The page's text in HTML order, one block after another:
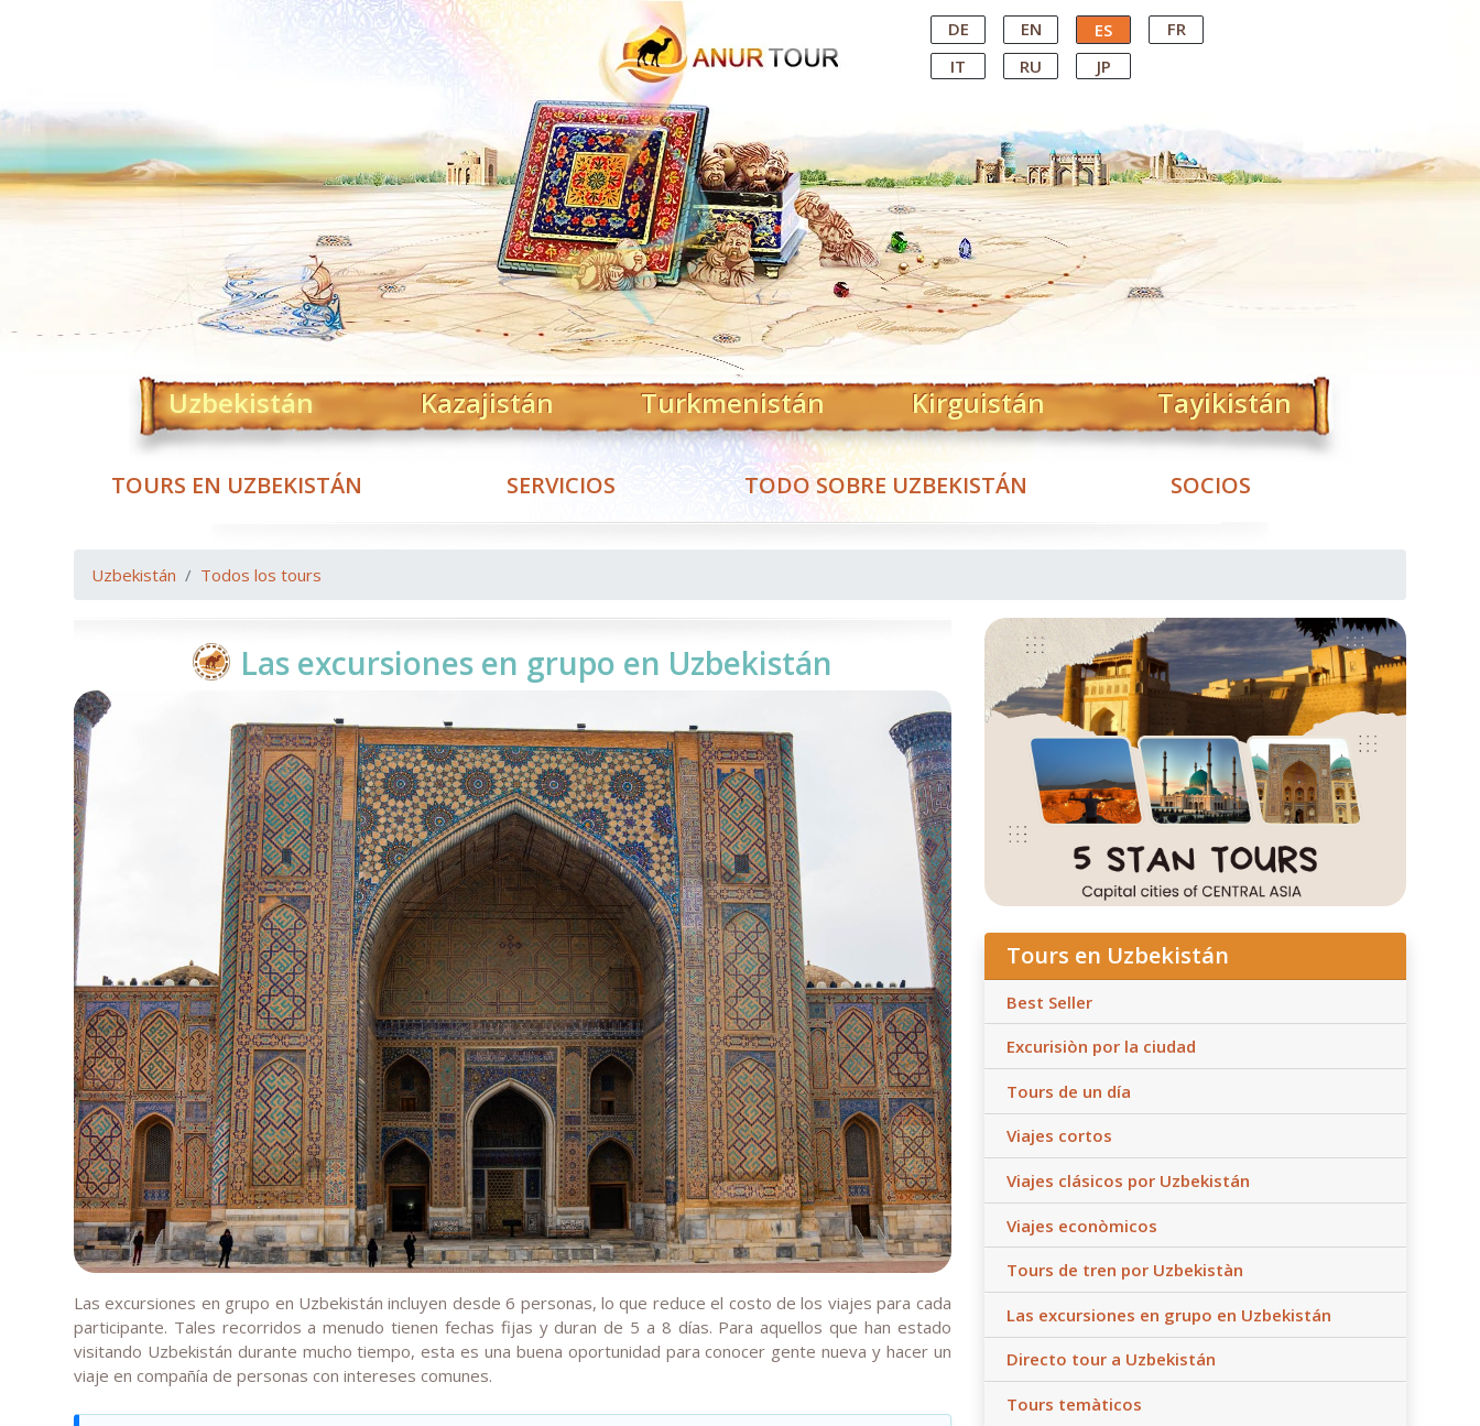
Central Asian Tour Operator DE EN ES
FR
IT
RU JP
Uzbekistán Kazajistán Turkmenistán Kirguistán Tayikistán
TOURS EN UZBEKISTÁN SERVICIOS TODO SOBRE UZBEKISTÁN SOCIOS
Uzbekistán Todos los tours
Las excursiones en grupo en Uzbekistán
Las excursiones en grupo en Uzbekistán incluyen desde 6 personas, lo que reduce el costo de los viajes para cada
participante. Tales recorridos a menudo tienen fechas fijas y duran de 5 a 8 días. Para aquellos que han estado
visitando Uzbekistán durante mucho tiempo, esta es una buena oportunidad para conocer gente nueva y hacer un
viaje en compañía de personas con intereses comunes.
Tours en Uzbekistán
Best Seller
Excurisiòn por la ciudad
Tours de un día
Viajes cortos
Viajes clásicos por Uzbekistán
Viajes econòmicos
Tours de tren por Uzbekistàn
Las excursiones en grupo en Uzbekistán
Directo tour a Uzbekistán
Tours temàticos